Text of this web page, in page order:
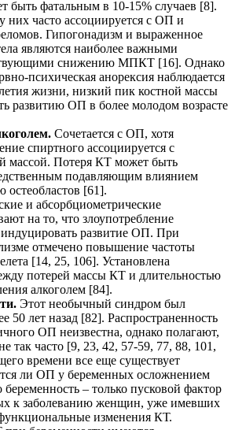
быть фатальным в 10-15% случаев [8].
них часто ассоциируется с ОП и
Гипогонадизм и выраженное
являются наиболее важными
снижению МПКТ [16]. Однако
психическая анорексия наблюдается
жизни, низкий пик костной массы
развитию ОП в более молодом возрасте
Сочетается с ОП, хотя
спиртного ассоциируется с
массой. Потеря КТ может быть
подавляющим влиянием
остеобластов [61].
и абсорбциометрические
на то, что злоупотребление
индуцировать развитие ОП. При
отмечено повышение частоты
[14, 25, 106]. Установлена
потерей массы КТ и длительностью
алкоголем [84].
Этот необычный синдром был
50 лет назад [82]. Распространенность
ОП неизвестна, однако полагают,
так часто [9, 23, 42, 57-59, 77, 88, 101,
времени все еще существует
ли ОП у беременных осложнением
– только пусковой фактор
к заболеванию женщин, уже имевших
изменения КТ.